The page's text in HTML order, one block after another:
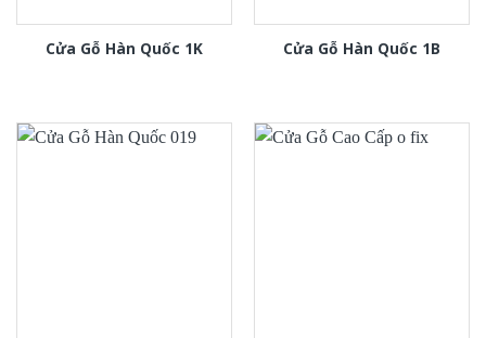
Cửa Gỗ Hàn Quốc 1K Cửa Gỗ Hàn Quốc 1B